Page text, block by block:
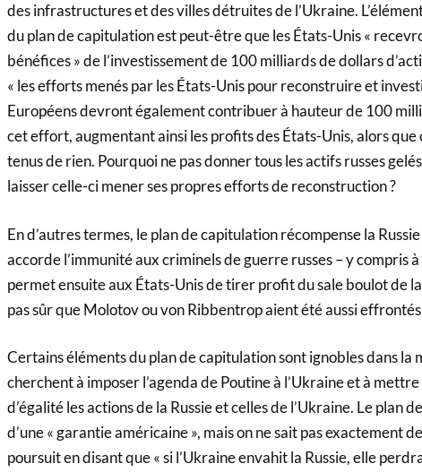
des infrastructures et des villes détruites de l’Ukraine.
du plan de capitulation est peut-être que les États-Unis «
bénéfices » de l’investissement de 100 milliards de dollars
« les efforts menés par les États-Unis pour reconstruire et
Européens devront également contribuer à hauteur de 100
cet effort, augmentant ainsi les profits des États-Unis, alors que
tenus de rien. Pourquoi ne pas donner tous les actifs russes
laisser celle-ci mener ses propres efforts de reconstruction ?
En d’autres termes, le plan de capitulation récompense la
accorde l’immunité aux criminels de guerre russes – y compris
permet ensuite aux États-Unis de tirer profit du sale boulot de la
pas sûr que Molotov ou von Ribbentrop aient été aussi
Certains éléments du plan de capitulation sont ignobles dans la
cherchent à imposer l’agenda de Poutine à l’Ukraine et à
d’égalité les actions de la Russie et celles de l’Ukraine. Le plan
d’une « garantie américaine », mais on ne sait pas exactement
poursuit en disant que « si l’Ukraine envahit la Russie, elle